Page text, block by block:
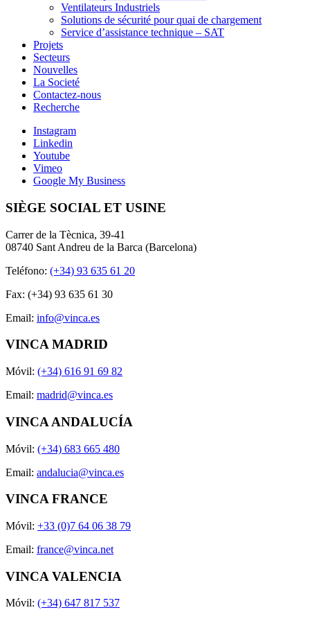
Ventilateurs Industriels
Solutions de sécurité pour quai de chargement
Service d’assistance technique – SAT
Projets
Secteurs
Nouvelles
La Societé
Contactez-nous
Recherche
Instagram
Linkedin
Youtube
Vimeo
Google My Business
SIÈGE SOCIAL ET USINE
Carrer de la Tècnica, 39-41
08740 Sant Andreu de la Barca (Barcelona)
Teléfono: (+34) 93 635 61 20
Fax: (+34) 93 635 61 30
Email: info@vinca.es
VINCA MADRID
Móvil: (+34) 616 91 69 82
Email: madrid@vinca.es
VINCA ANDALUCÍA
Móvil: (+34) 683 665 480
Email: andalucia@vinca.es
VINCA FRANCE
Móvil: +33 (0)7 64 06 38 79
Email: france@vinca.net
VINCA VALENCIA
Móvil: (+34) 647 817 537